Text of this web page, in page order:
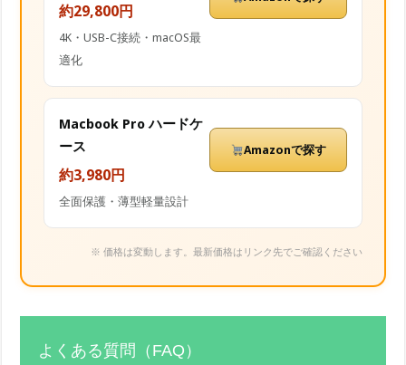
約29,800円
4K・USB-C接続・macOS最
適化
Macbook Pro ハードケ
ース
約3,980円
全面保護・薄型軽量設計
Amazonで探す
※ 価格は変動します。最新価格はリンク先でご確認ください
よくある質問（FAQ）